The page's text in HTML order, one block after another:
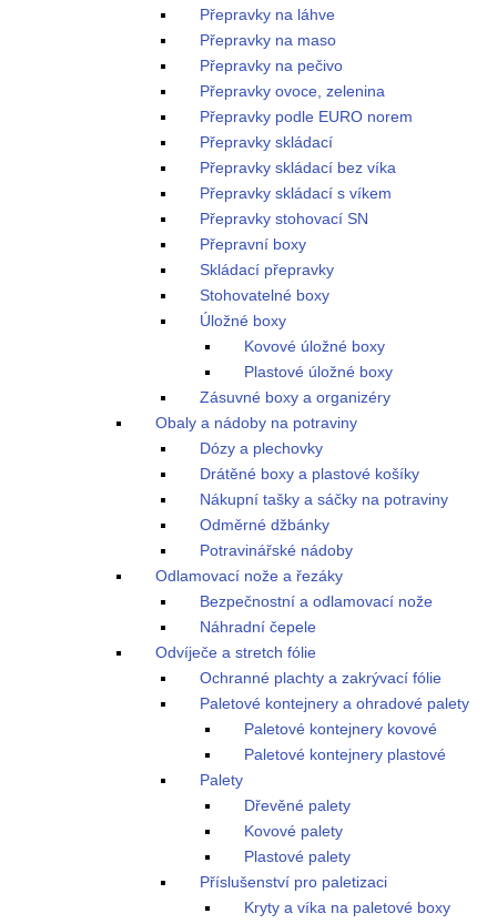
Přepravky na láhve
Přepravky na maso
Přepravky na pečivo
Přepravky ovoce, zelenina
Přepravky podle EURO norem
Přepravky skládací
Přepravky skládací bez víka
Přepravky skládací s víkem
Přepravky stohovací SN
Přepravní boxy
Skládací přepravky
Stohovatelné boxy
Úložné boxy
Kovové úložné boxy
Plastové úložné boxy
Zásuvné boxy a organizéry
Obaly a nádoby na potraviny
Dózy a plechovky
Drátěné boxy a plastové košíky
Nákupní tašky a sáčky na potraviny
Odměrné džbánky
Potravinářské nádoby
Odlamovací nože a řezáky
Bezpečnostní a odlamovací nože
Náhradní čepele
Odvíječe a stretch fólie
Ochranné plachty a zakrývací fólie
Paletové kontejnery a ohradové palety
Paletové kontejnery kovové
Paletové kontejnery plastové
Palety
Dřevěné palety
Kovové palety
Plastové palety
Příslušenství pro paletizaci
Kryty a víka na paletové boxy